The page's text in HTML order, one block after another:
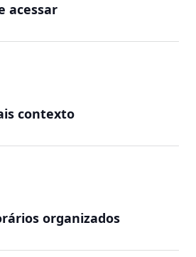
acessar
contexto
organizados